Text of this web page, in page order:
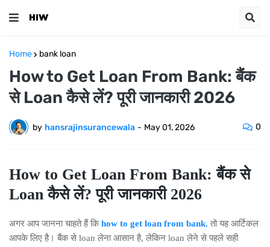
Home bank loan
How to Get Loan From Bank: बैंक
से Loan कैसे लें? पूरी जानकारी 2026
by hansrajinsurancewala - May 01, 2026 0
How to Get Loan From Bank: बैंक से
Loan कैसे लें? पूरी जानकारी 2026
अगर आप जानना चाहते हैं किhow to get loan from bank, तो यह आर्टिकल
आपके लिए है। बैंक से loan लेना आसान है, लेकिन loan लेने से पहले सही